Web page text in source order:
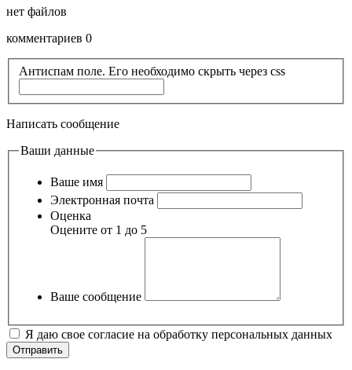
нет файлов
комментариев 0
Антиспам поле. Его необходимо скрыть через css
Написать сообщение
Ваши данные
Ваше имя
Электронная почта
Оценка
Оцените от 1 до 5
Ваше сообщение
Я даю свое согласие на обработку персональных данных